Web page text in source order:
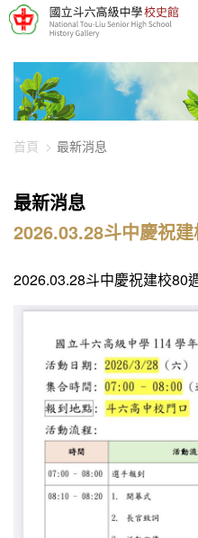
448-1512
首頁 最新消息
最新消息
2026.03.28斗中慶祝
2026.03.28斗中慶祝建校80